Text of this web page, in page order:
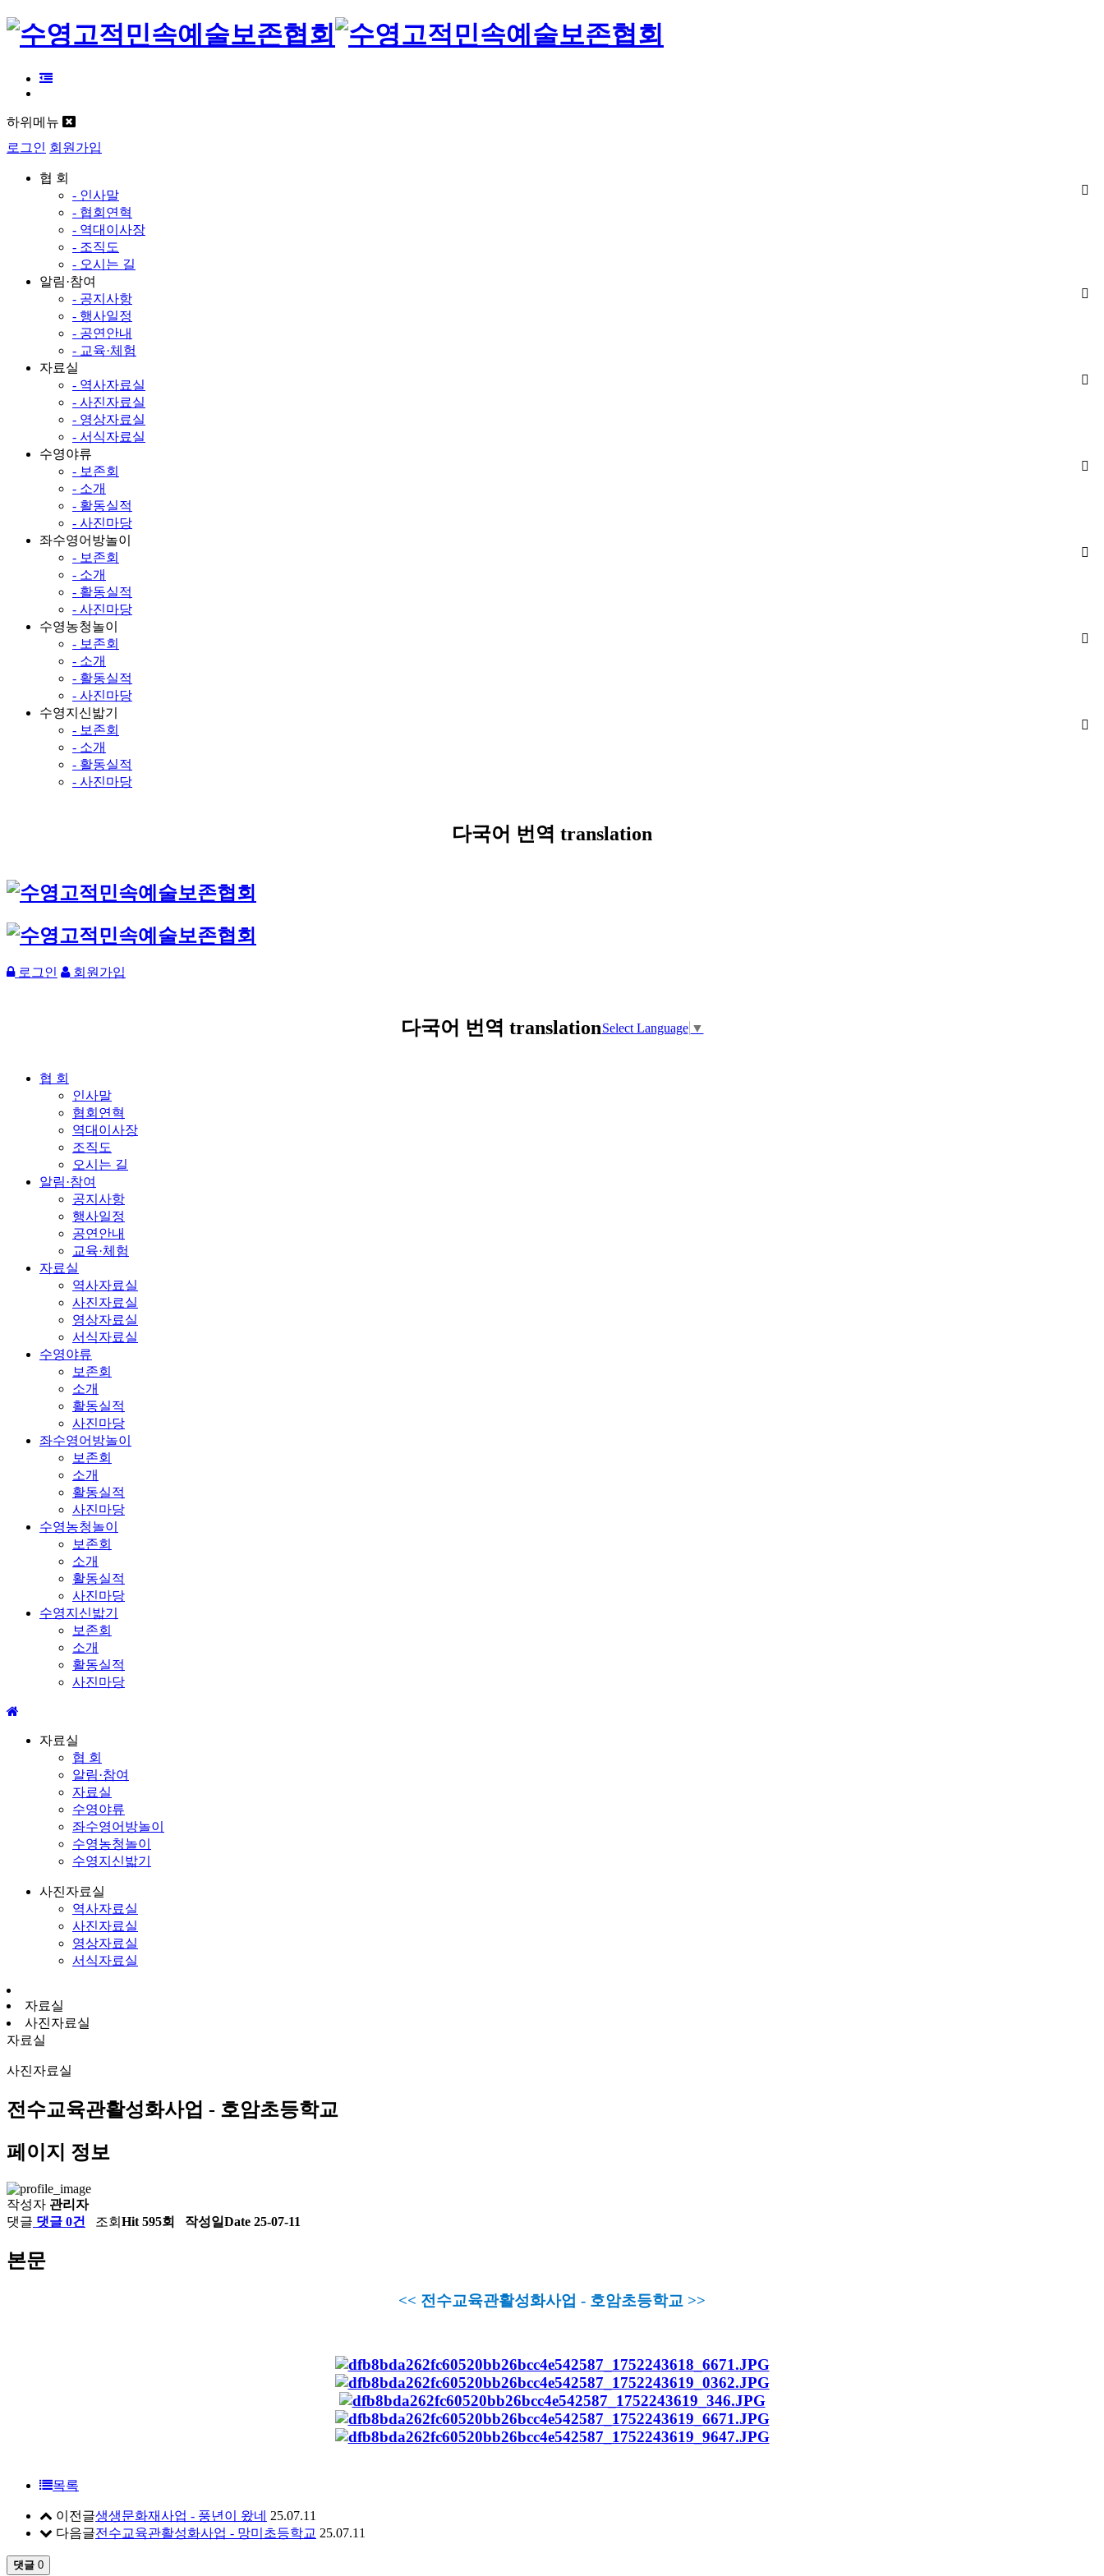
하위메뉴
로그인 회원가입
협 회
- 인사말
- 협회연혁
- 역대이사장
- 조직도
- 오시는 길
알림·참여
- 공지사항
- 행사일정
- 공연안내
- 교육·체험
자료실
- 역사자료실
- 사진자료실
- 영상자료실
- 서식자료실
수영야류
- 보존회
- 소개
- 활동실적
- 사진마당
좌수영어방놀이
- 보존회
- 소개
- 활동실적
- 사진마당
수영농청놀이
- 보존회
- 소개
- 활동실적
- 사진마당
수영지신밟기
- 보존회
- 소개
- 활동실적
- 사진마당
다국어 번역 translation
로그인 회원가입
다국어 번역 translationSelect Language ▼
협 회
인사말
협회연혁
역대이사장
조직도
오시는 길
알림·참여
공지사항
행사일정
공연안내
교육·체험
자료실
역사자료실
사진자료실
영상자료실
서식자료실
수영야류
보존회
소개
활동실적
사진마당
좌수영어방놀이
보존회
소개
활동실적
사진마당
수영농청놀이
보존회
소개
활동실적
사진마당
수영지신밟기
보존회
소개
활동실적
사진마당
자료실
협 회
알림·참여
자료실
수영야류
좌수영어방놀이
수영농청놀이
수영지신밟기
사진자료실
역사자료실
사진자료실
영상자료실
서식자료실
자료실
사진자료실
자료실
사진자료실
전수교육관활성화사업 - 호암초등학교
페이지 정보
작성자 관리자
댓글 댓글 0건 조회 Hit 595회 작성일Date 25-07-11
본문
<< 전수교육관활성화사업 - 호암초등학교 >>
목록
이전글생생문화재사업 - 풍년이 왔네 25.07.11
다음글전수교육관활성화사업 - 망미초등학교 25.07.11
댓글 0